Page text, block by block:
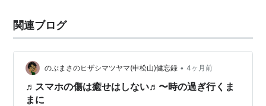
出演
野々村修二（藤竜也）
白戸五十六（若山富三郎）
八村八郎（荒木一郎）
関連ブログ
のぶまさのヒザシマツヤマ(申松山)健忘録 • 4ヶ月前
♬スマホの傷は癒せはしない♬〜時の過ぎ行くま
まに